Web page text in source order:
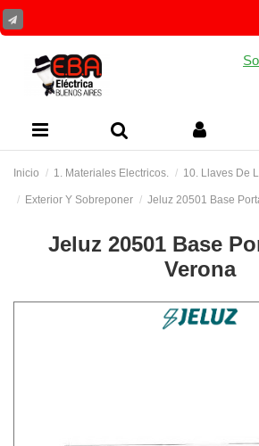
Inicio 1. Materiales Electricos. 10. Llaves De
Exterior Y Sobreponer Jeluz 20501 Base
Jeluz 20501 Base
Verona